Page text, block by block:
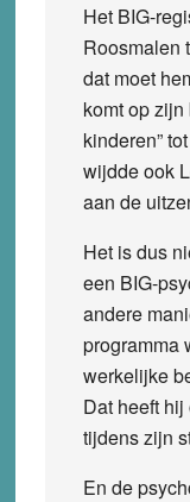
Het BIG-
Roosmalen
dat moet
komt op
kinderen”
wijdde ook
aan de
Het is dus
een BIG-
andere
programma
werkelijke
Dat heeft
tijdens zijn
En de